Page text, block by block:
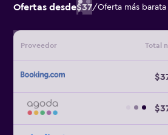
Ofertas desde$37/Oferta más
Proveedor Total